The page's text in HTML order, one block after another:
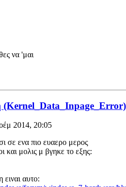
να 'μαι
(Kernel_Data_Inpage_Error)
2014, 20:05
σε ενα πιο ευαερο μερος
και μολις μ βγηκε το εξης:
αυτο: